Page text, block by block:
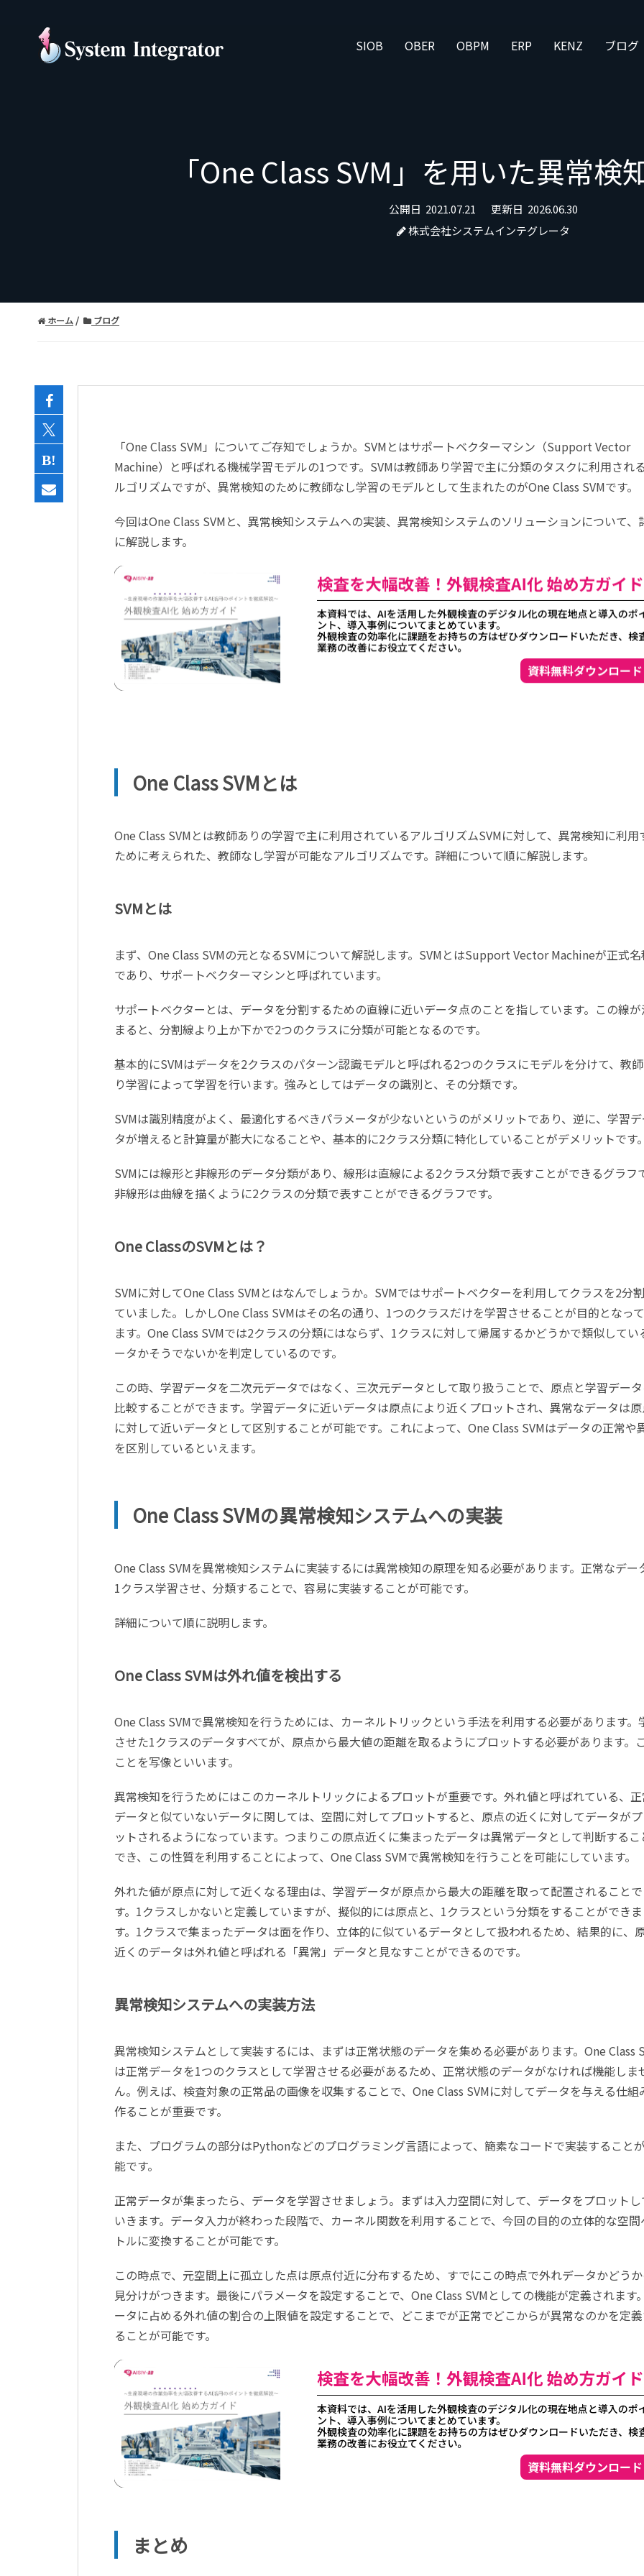
SIOB OBER OBPM ERP KENZ ブログ
「One Class SVM」を用いた異常検
公開日 2021.07.21 更新日 2026.06.30
株式会社システムインテグレータ
ホーム ブログ
「One Class SVM」についてご存知でしょうか。SVMとはサポートベクターマシン（Support Vector
Machine）と呼ばれる機械学習モデルの1つです。SVMは教師あり学習で主に分類のタスクに利用され
ルゴリズムですが、異常検知のために教師なし学習のモデルとして生まれたのがOne Class SVMです。
今回はOne Class SVMと、異常検知システムへの実装、異常検知システムのソリューションについて、
に解説します。
One Class SVMとは
One Class SVMとは教師ありの学習で主に利用されているアルゴリズムSVMに対して、異常検知に利用
ために考えられた、教師なし学習が可能なアルゴリズムです。詳細について順に解説します。
SVMとは
まず、One Class SVMの元となるSVMについて解説します。SVMとはSupport Vector Machineが正式名
であり、サポートベクターマシンと呼ばれています。
サポートベクターとは、データを分割するための直線に近いデータ点のことを指しています。この線
まると、分割線より上か下かで2つのクラスに分類が可能となるのです。
基本的にSVMはデータを2クラスのパターン認識モデルと呼ばれる2つのクラスにモデルを分けて、教
り学習によって学習を行います。強みとしてはデータの識別と、その分類です。
SVMは識別精度がよく、最適化するべきパラメータが少ないというのがメリットであり、逆に、学習デ
タが増えると計算量が膨大になることや、基本的に2クラス分類に特化していることがデメリットです。
SVMには線形と非線形のデータ分類があり、線形は直線による2クラス分類で表すことができるグラフで
非線形は曲線を描くように2クラスの分類で表すことができるグラフです。
One ClassのSVMとは？
SVMに対してOne Class SVMとはなんでしょうか。SVMではサポートベクターを利用してクラスを2分
ていました。しかしOne Class SVMはその名の通り、1つのクラスだけを学習させることが目的となっ
ます。One Class SVMでは2クラスの分類にはならず、1クラスに対して帰属するかどうかで類似してい
ータかそうでないかを判定しているのです。
この時、学習データを二次元データではなく、三次元データとして取り扱うことで、原点と学習デー
比較することができます。学習データに近いデータは原点により近くプロットされ、異常なデータは
に対して近いデータとして区別することが可能です。これによって、One Class SVMはデータの正常や
を区別しているといえます。
One Class SVMの異常検知システムへの実装
One Class SVMを異常検知システムに実装するには異常検知の原理を知る必要があります。正常なデー
1クラス学習させ、分類することで、容易に実装することが可能です。
詳細について順に説明します。
One Class SVMは外れ値を検出する
One Class SVMで異常検知を行うためには、カーネルトリックという手法を利用する必要があります。
させた1クラスのデータすべてが、原点から最大値の距離を取るようにプロットする必要があります。
ことを写像といいます。
異常検知を行うためにはこのカーネルトリックによるプロットが重要です。外れ値と呼ばれている、
データと似ていないデータに関しては、空間に対してプロットすると、原点の近くに対してデータが
ットされるようになっています。つまりこの原点近くに集まったデータは異常データとして判断するこ
でき、この性質を利用することによって、One Class SVMで異常検知を行うことを可能にしています。
外れた値が原点に対して近くなる理由は、学習データが原点から最大の距離を取って配置されることで
す。1クラスしかないと定義していますが、擬似的には原点と、1クラスという分類をすることができま
す。1クラスで集まったデータは面を作り、立体的に似ているデータとして扱われるため、結果的に、
近くのデータは外れ値と呼ばれる「異常」データと見なすことができるのです。
異常検知システムへの実装方法
異常検知システムとして実装するには、まずは正常状態のデータを集める必要があります。One Class
は正常データを1つのクラスとして学習させる必要があるため、正常状態のデータがなければ機能しま
ん。例えば、検査対象の正常品の画像を収集することで、One Class SVMに対してデータを与える仕組
作ることが重要です。
また、プログラムの部分はPythonなどのプログラミング言語によって、簡素なコードで実装すること
能です。
正常データが集まったら、データを学習させましょう。まずは入力空間に対して、データをプロットし
いきます。データ入力が終わった段階で、カーネル関数を利用することで、今回の目的の立体的な空間
トルに変換することが可能です。
この時点で、元空間上に孤立した点は原点付近に分布するため、すでにこの時点で外れデータかどう
見分けがつきます。最後にパラメータを設定することで、One Class SVMとしての機能が定義されます
ータに占める外れ値の割合の上限値を設定することで、どこまでが正常でどこからが異常なのかを定
ることが可能です。
まとめ